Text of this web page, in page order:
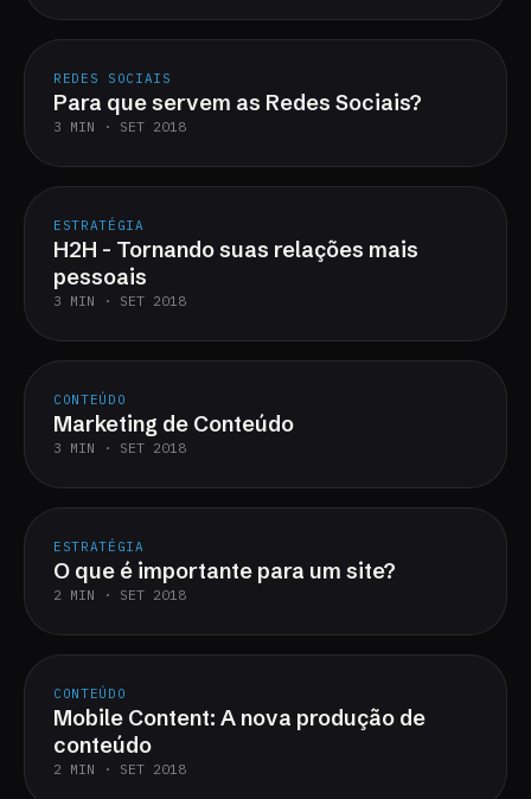
REDES SOCIAIS
Para que servem as Redes Sociais?
3 MIN · SET 2018
ESTRATÉGIA
H2H - Tornando suas relações mais
pessoais
3 MIN · SET 2018
CONTEÚDO
Marketing de Conteúdo
3 MIN · SET 2018
ESTRATÉGIA
O que é importante para um site?
2 MIN · SET 2018
CONTEÚDO
Mobile Content: A nova produção de
conteúdo
2 MIN · SET 2018